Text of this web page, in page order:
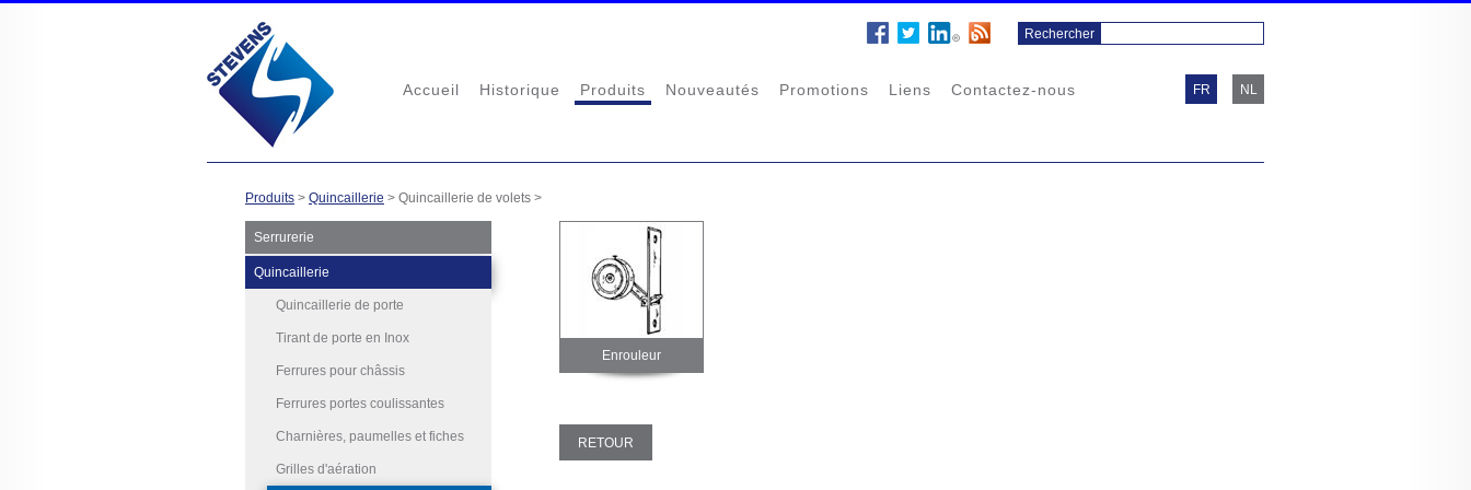
Accueil Historique Produits Nouveautés Promotions Liens Contactez-nous FR NL
Produits > Quincaillerie > Quincaillerie de volets >
Serrurerie
Quincaillerie
Quincaillerie de porte
Tirant de porte en Inox
Ferrures pour châssis
Ferrures portes coulissantes
Charnières, paumelles et fiches
Grilles d'aération
Enrouleur
RETOUR